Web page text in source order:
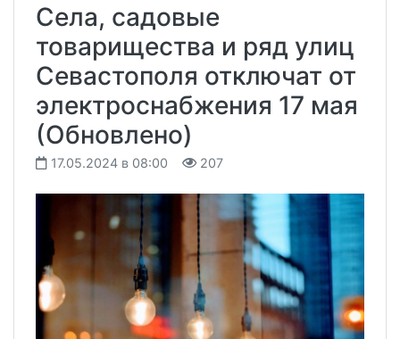
Села, садовые
товарищества и ряд улиц
Севастополя отключат от
электроснабжения 17 мая
(Обновлено)
17.05.2024 в 08:00 207